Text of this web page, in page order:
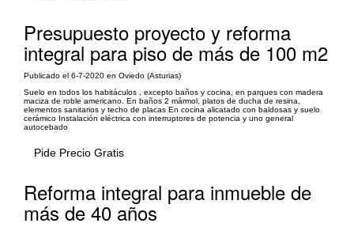
Presupuesto proyecto y reforma
integral para piso de más de 100 m2
Publicado el 6-7-2020 en Oviedo (Asturias)
Suelo en todos los habitáculos , excepto baños y cocina, en parques con madera
maciza de roble americano. En baños 2 mármol, platos de ducha de resina,
elementos sanitarios y techo de placas En cocina alicatado con baldosas y suelo
cerámico Instalación eléctrica con interruptores de potencia y uno general
autocebado
Pide Precio Gratis
Reforma integral para inmueble de
más de 40 años